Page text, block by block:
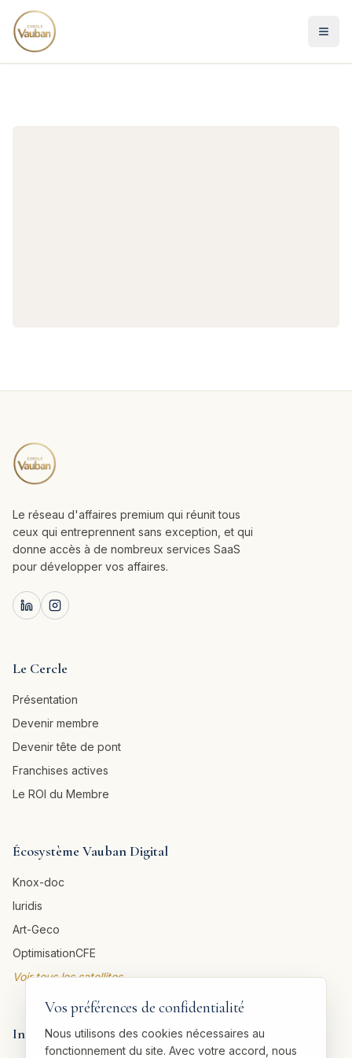
Le réseau d'affaires premium qui réunit tous
ceux qui entreprennent sans exception, et qui
donne accès à de nombreux services SaaS
pour développer vos affaires.
Le Cercle
Présentation
Devenir membre
Devenir tête de pont
Franchises actives
Le ROI du Membre
Écosystème Vauban Digital
Knox-doc
Iuridis
Art-Geco
OptimisationCFE
Voir tous les satellites →
Informations légales
Vos préférences de confidentialité
Nous utilisons des cookies nécessaires au
fonctionnement du site. Avec votre accord, nous